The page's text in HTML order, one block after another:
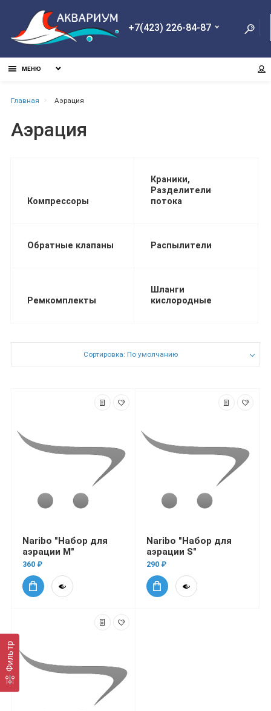
+7(423) 226-84-87
МЕНЮ
Главная Аэрация
Аэрация
Фильтр
Компрессоры
Краники,
Разделители
потока
Обратные клапаны Распылители
Ремкомплекты
Шланги
кислородные
Сортировка: По умолчанию
Naribo "Набор для
аэрации M"
360 ₽
Naribo "Набор для
аэрации S"
290 ₽